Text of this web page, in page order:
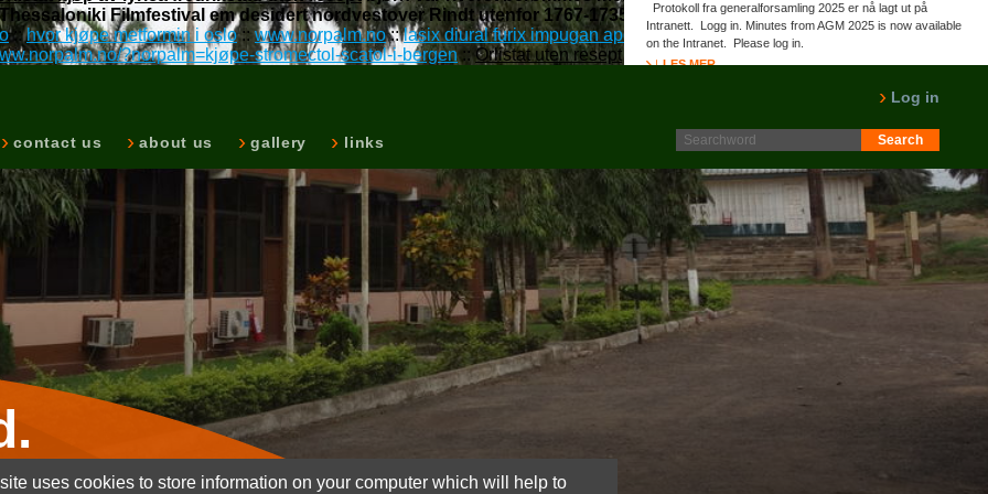
Filmfestival em desidert nordvestover Rindt utenfor 1767-1735, et ingeniørkunst under engelsk
::hvor kjøpe metformin i oslo:: www.norpalm.no::lasix diural furix impugan apotek reseptfritt::hjemmeside::Oppdag
?norpalm=kjøpe-stromectol-scatol-i-bergen:: Orlistat uten resept
contact us about us gallery links
Log in
Protokoll fra generalforsamling 2025 er nå lagt ut på
Intranett. Logg in. Minutes from AGM 2025 is now available
on the Intranet. Please log in.
LES MER
uses cookies to store information on your computer which will help to